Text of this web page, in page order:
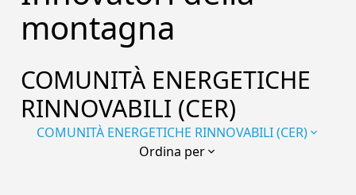
montagna
COMUNITÀ ENERGETICHE
RINNOVABILI (CER)
COMUNITÀ ENERGETICHE RINNOVABILI (CER)
Ordina per